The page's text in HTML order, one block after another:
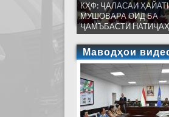
КҲФ: ҶАЛАСАИ
МУШОВАРА ОИД БА
ҶАМЪБАСТИ
Маводҳои